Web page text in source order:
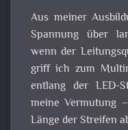
Aus meiner
Spannung über
wenn der
griff ich zum
entlang der LED-
meine Vermutung
Länge der Streifen